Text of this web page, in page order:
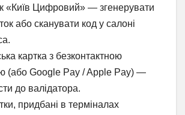
«Київ Цифровий» — згенерувати
або сканувати код у салоні
картка з безконтактною
(або Google Pay / Apple Pay) —
до валідатора.
придбані в терміналах